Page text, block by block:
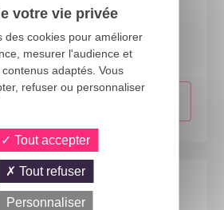
75790
zizi - adulte
votre vie privée
des cookies pour améliorer
mesurer l'audience et
adaptés. Vous
refuser ou personnaliser
Tout accepter
Tout refuser
Personnaliser